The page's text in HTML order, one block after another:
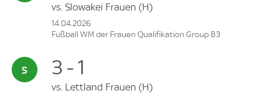
vs. Slowakei Frauen (H)
14.04.2026
Fußball WM der Frauen Qualifikation Group B3
3 - 1
vs. Lettland Frauen (H)